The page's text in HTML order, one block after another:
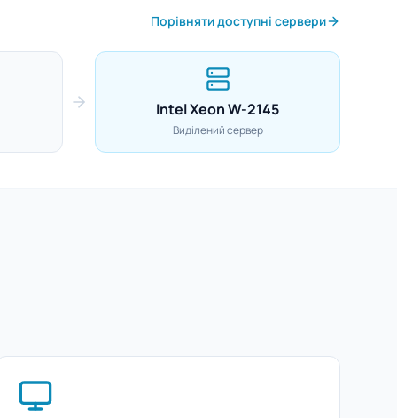
Порівняти доступні сервери
Intel Xeon W-2145
Виділений сервер